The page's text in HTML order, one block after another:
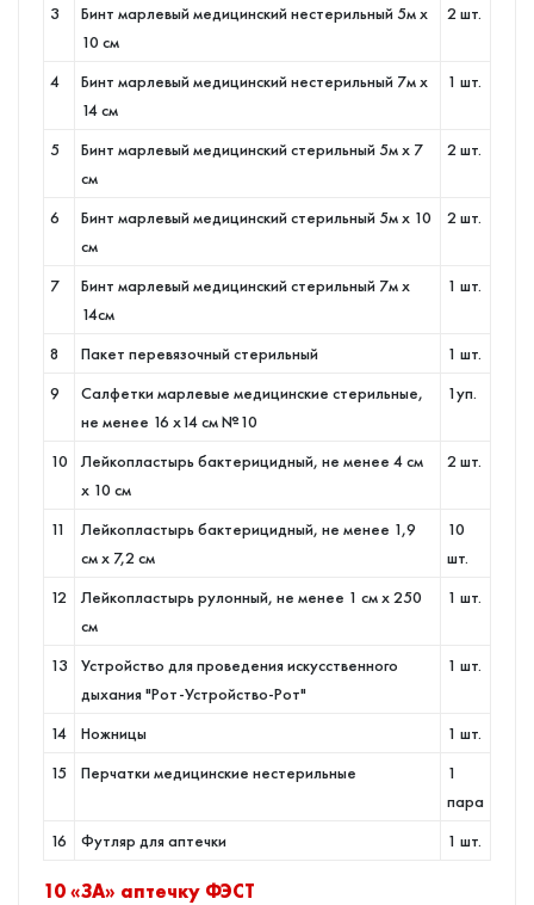
3
Бинт марлевый медицинский нестерильный 5м х
10 см
2 шт.
4
Бинт марлевый медицинский нестерильный 7м х
14 см
1 шт.
5
Бинт марлевый медицинский стерильный 5м х 7
см
2 шт.
6
Бинт марлевый медицинский стерильный 5м х 10
см
2 шт.
7
Бинт марлевый медицинский стерильный 7м х
14см
1 шт.
8 Пакет перевязочный стерильный
1 шт.
9
Салфетки марлевые медицинские стерильные,
не менее 16 х14 см №10
1уп.
10
Лейкопластырь бактерицидный, не менее 4 см
х 10 см
2 шт.
11
Лейкопластырь бактерицидный, не менее 1,9
см х 7,2 см
10
шт.
12
Лейкопластырь рулонный, не менее 1 см х 250
см
1 шт.
13
Устройство для проведения искусственного
дыхания "Рот-Устройство-Рот"
1 шт.
14 Ножницы
1 шт.
15
Перчатки медицинские нестерильные
1
пара
16
Футляр для аптечки 1 шт.
10 «ЗА» аптечку ФЭСТ